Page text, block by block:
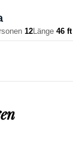
12Länge 46 ft